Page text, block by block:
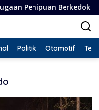
Berkedok Janji,
Politik Otomotif